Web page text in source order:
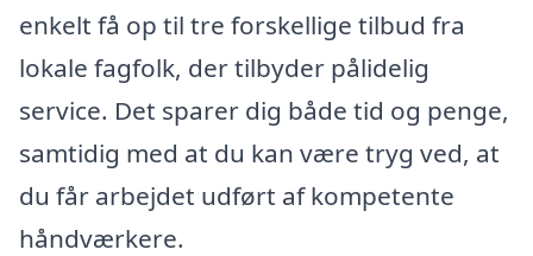
enkelt få op til tre forskellige tilbud fra
lokale fagfolk, der tilbyder pålidelig
service. Det sparer dig både tid og penge,
samtidig med at du kan være tryg ved, at
du får arbejdet udført af kompetente
håndværkere.